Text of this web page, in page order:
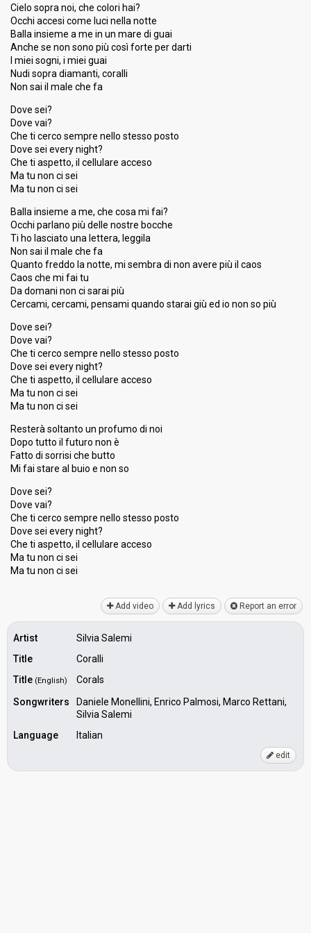
Cielo sopra noi, che colori hai?
Occhi accesi come luci nella notte
Balla insieme a me in un mare di guai
Anche se non sono più così forte per darti
I miei sogni, i miei guai
Nudi sopra diamanti, coralli
Non sai il male che fa
Dove sei?
Dove vai?
Che ti cerco sempre nello stesso posto
Dove sei every night?
Che ti aspetto, il cellulare acceso
Ma tu non ci sei
Ma tu non ci sei
Balla insieme a me, che cosa mi fai?
Occhi parlano più delle nostre bocche
Ti ho lasciato una lettera, leggila
Non sai il male che fa
Quanto freddo la notte, mi sembra di non avere più il caos
Caos che mi fai tu
Da domani non ci sarai più
Cercami, cercami, pensami quando starai giù ed io non so più
Dove sei?
Dove vai?
Che ti cerco sempre nello stesso posto
Dove sei every night?
Che ti aspetto, il cellulare acceso
Ma tu non ci sei
Ma tu non ci sei
Resterà soltanto un profumo di noi
Dopo tutto il futuro non è
Fatto di sorrisi che butto
Mi fai stare al buio e non so
Dove sei?
Dove vai?
Che ti cerco sempre nello stesso posto
Dove sei every night?
Che ti aspetto, il cellulare acceso
Ma tu non ci sei
Mа tu non ci ѕei
Add video Add lyrics Report an error
Artist
Silvia Salemi
Title
Coralli
Title (English)
Corals
Songwriters
Daniele Monellini, Enrico Palmosi, Marco Rettani,
Silvia Salemi
Language
Italian
edit